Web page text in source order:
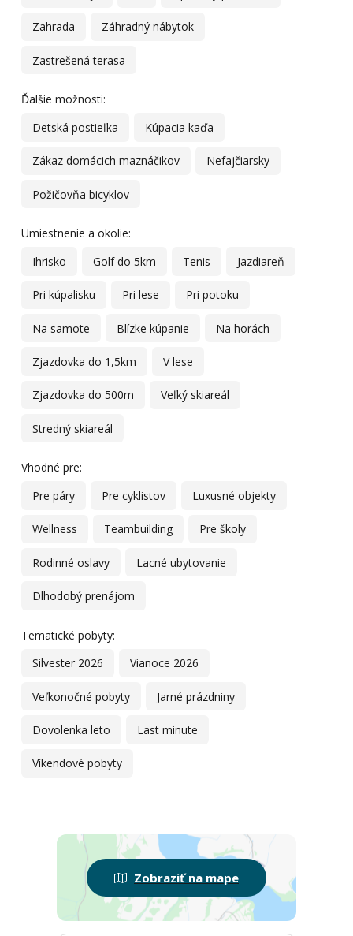
Zahrada Záhradný nábytok
Zastrešená terasa
Ďalšie možnosti:
Detská postieľka
Kúpacia kaďa
Zákaz domácich maznáčikov Nefajčiarsky
Požičovňa bicyklov
Umiestnenie a okolie:
Ihrisko
Golf do 5km Tenis Jazdiareň
Pri kúpalisku Pri lese Pri potoku
Na samote Blízke kúpanie Na horách
Zjazdovka do 1,5km V lese
Zjazdovka do 500m Veľký skiareál
Stredný skiareál
Vhodné pre:
Pre páry
Pre cyklistov Luxusné objekty
Wellness Teambuilding Pre školy
Rodinné oslavy Lacné ubytovanie
Dlhodobý prenájom
Tematické pobyty:
Silvester 2026
Vianoce 2026
Veľkonočné pobyty Jarné prázdniny
Dovolenka leto Last minute
Víkendové pobyty
Zobraziť na mape